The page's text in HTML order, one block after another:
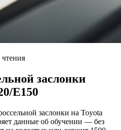
заслонки
E150
заслонки на Toyota
данные об обучении — без